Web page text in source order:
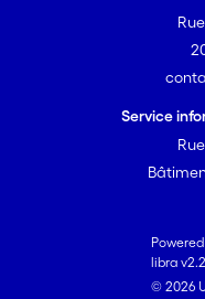
Service
libra
© 2026